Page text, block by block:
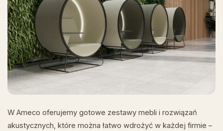
W Ameco oferujemy gotowe zestawy mebli i rozwiązań
akustycznych, które można łatwo wdrożyć w każdej firmie –